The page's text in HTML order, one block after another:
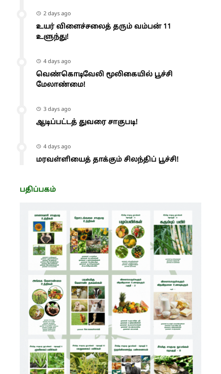
2 days ago
உயர் விளைச்சலைத் தரும் வம்பன் 11
உளுந்து!
4 days ago
வெண்கொடிவேலி மூலிகையில் பூச்சி
மேலாண்மை!
3 days ago
ஆடிப்பட்டத் துவரை சாகுபடி!
4 days ago
மரவள்ளியைத் தாக்கும் சிலந்திப் பூச்சி!
பதிப்பகம்